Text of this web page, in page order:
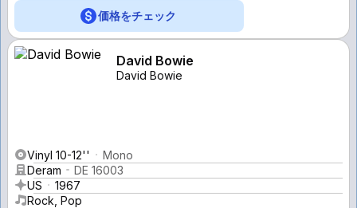
価格をチェック
David Bowie
David Bowie
Vinyl 10-12''
Mono
Deram
DE 16003
US
1967
Rock, Pop